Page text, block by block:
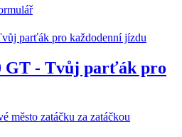
GT - Tvůj parťák pro